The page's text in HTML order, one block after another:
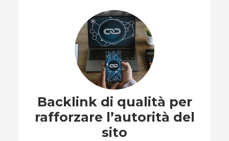
Backlink di qualità per
rafforzare l’autorità del
sito